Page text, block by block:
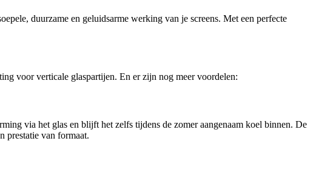
duurzame en geluidsarme werking van je screens. Met een perfecte
voor verticale glaspartijen. En er zijn nog meer voordelen:
via het glas en blijft het zelfs tijdens de zomer aangenaam koel binnen. De
prestatie van formaat.